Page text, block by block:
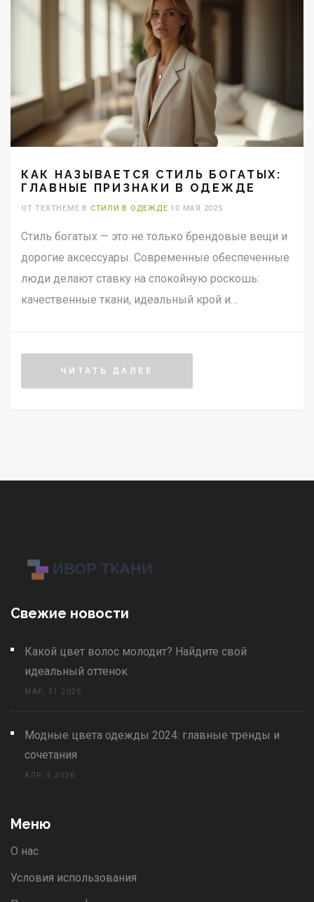
КАК НАЗЫВАЕТСЯ СТИЛЬ БОГАТЫХ:
ГЛАВНЫЕ ПРИЗНАКИ В ОДЕЖДЕ
ОТ TEXTHEME В СТИЛИ В ОДЕЖДЕ 10 МАЯ 2025
Стиль богатых — это не только брендовые вещи и
дорогие аксессуары. Современные обеспеченные
люди делают ставку на спокойную роскошь:
качественные ткани, идеальный крой и
ЧИТАТЬ ДАЛЕЕ
Свежие новости
Какой цвет волос молодит? Найдите свой
идеальный оттенок
МАР, 31 2025
Модные цвета одежды 2024: главные тренды и
сочетания
АПР, 5 2026
Меню
О нас
Условия использования